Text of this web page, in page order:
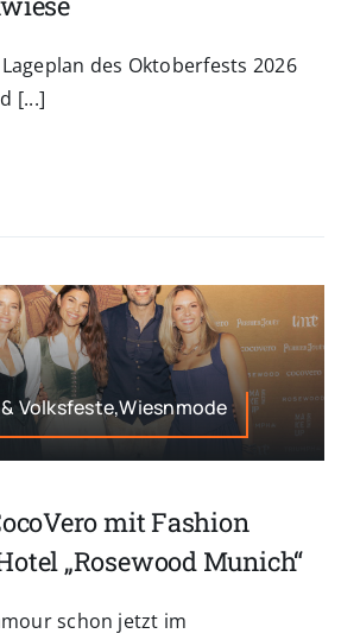
des Oktoberfests 2026
[...]
Volksfeste,Wiesnmode
mit Fashion
„Rosewood Munich“
schon jetzt im